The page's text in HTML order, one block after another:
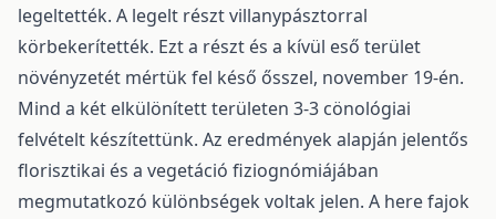
legeltették. A legelt részt villanypásztorral
körbekerítették. Ezt a részt és a kívül eső terület
növényzetét mértük fel késő ősszel, november 19-én.
Mind a két elkülönített területen 3-3 cönológiai
felvételt készítettünk. Az eredmények alapján jelentős
florisztikai és a vegetáció fiziognómiájában
megmutatkozó különbségek voltak jelen. A here fajok